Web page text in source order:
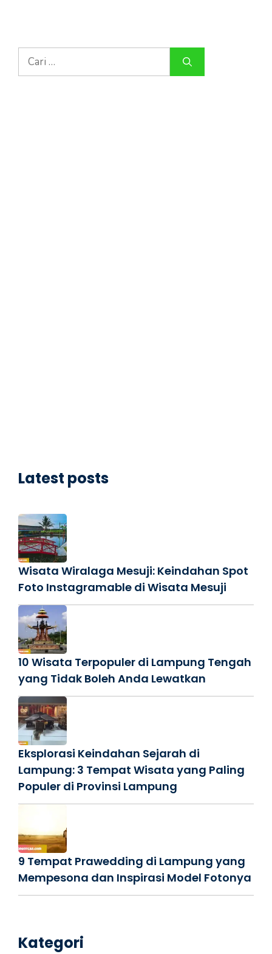
Cari
untuk:
Latest posts
Wisata Wiralaga Mesuji: Keindahan Spot
Foto Instagramable di Wisata Mesuji
10 Wisata Terpopuler di Lampung Tengah
yang Tidak Boleh Anda Lewatkan
Eksplorasi Keindahan Sejarah di
Lampung: 3 Tempat Wisata yang Paling
Populer di Provinsi Lampung
9 Tempat Prawedding di Lampung yang
Mempesona dan Inspirasi Model Fotonya
Kategori